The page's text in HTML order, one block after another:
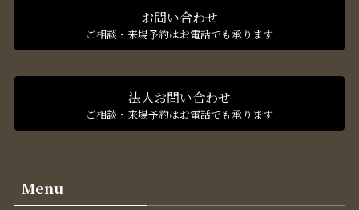
お問い合わせ
ご相談・来場予約はお電話でも承ります
法人お問い合わせ
ご相談・来場予約はお電話でも承ります
Menu